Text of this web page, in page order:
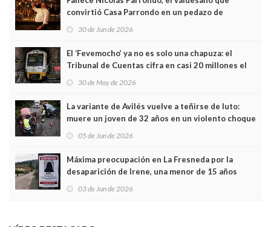
convirtió Casa Parrondo en un pedazo de
Asturias en Madrid
30 de Jun de 2026
El ‘Fevemocho’ ya no es solo una chapuza: el
Tribunal de Cuentas cifra en casi 20 millones el
sobrecoste de los trenes que no cabían por los
30 de May de 2026
La variante de Avilés vuelve a teñirse de luto:
muere un joven de 32 años en un violento choque
frontal
05 de Jun de 2026
Máxima preocupación en La Fresneda por la
desaparición de Irene, una menor de 15 años
03 de Jun de 2026